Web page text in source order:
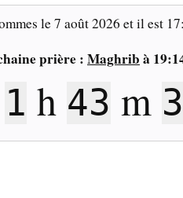
le7 août 2026 et il est
prière : Maghrib à
1 h 43 m